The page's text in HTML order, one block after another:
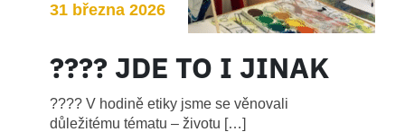
31 března 2026
???? JDE TO I JINAK
???? V hodině etiky jsme se věnovali
důležitému tématu – životu […]